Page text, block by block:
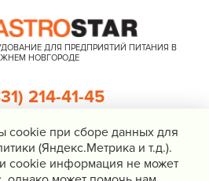
ДЛЯ ПРЕДПРИЯТИЙ ПИТАНИЯ В
НОВГОРОДЕ
214-41-45
мне
cookie при сборе данных для
(Яндекс.Метрика и т.д.).
cookie информация не может